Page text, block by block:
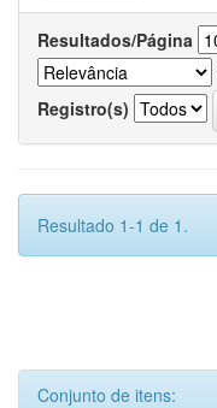
Resultados/Página
Registro(s)
Resultado 1-1 de 1.
Conjunto de itens: